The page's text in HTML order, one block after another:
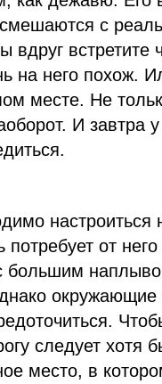
с
вдруг встретите
на него похож.
месте. Не
И завтра
настроиться
потребует от
большим
следует хотя
место, в